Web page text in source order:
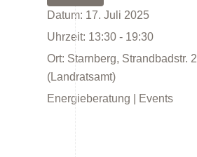
Datum: 17. Juli 2025
Uhrzeit: 13:30 - 19:30
Ort: Starnberg, Strandbadstr. 2
(Landratsamt)
Energieberatung | Events